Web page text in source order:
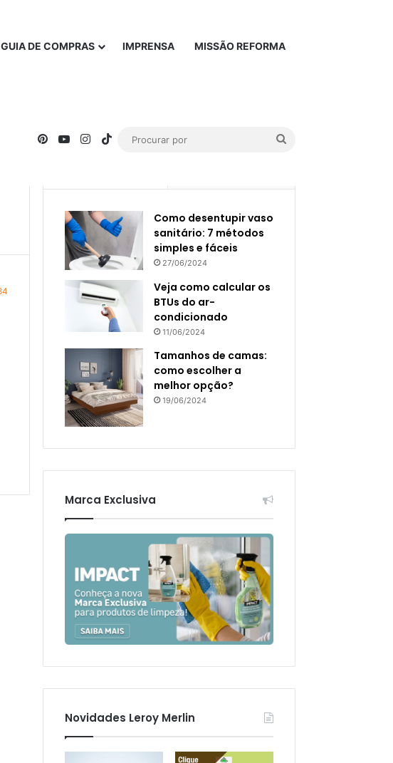
GUIA DE COMPRAS IMPRENSA MISSÃO REFORMA
PinterestYouTubeInstagram
TikTok
Como desentupir vaso
sanitário: 7 métodos
simples e fáceis
27/06/2024
Veja como calcular os
BTUs do ar-
condicionado
11/06/2024
Tamanhos de camas:
como escolher a
melhor opção?
19/06/2024
Marca Exclusiva
Novidades Leroy Merlin